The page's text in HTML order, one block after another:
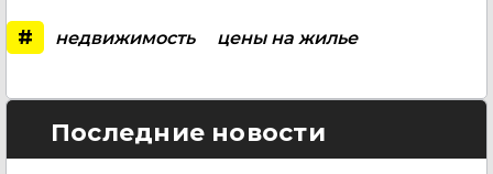
# недвижимость цены на жилье
Последние новости